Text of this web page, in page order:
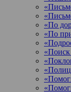
«По
«По